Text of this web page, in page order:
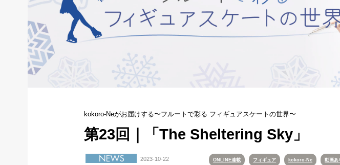
kokoro-Neがお届けする〜フルートで彩る フィギュアスケートの世界〜
第23回｜「The Sheltering Sky」
2023-10-22 ONLINE連載 フィギュア kokoro-Ne 動画あ